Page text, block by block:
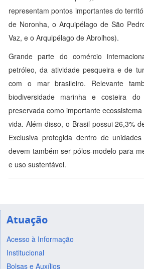
representam pontos importantes do
de Noronha, o Arquipélago de São
Vaz, e o Arquipélago de Abrolhos).
Grande parte do comércio
petróleo, da atividade pesqueira e de
com o mar brasileiro. Relevante
biodiversidade marinha e costeira
preservada como importante
vida. Além disso, o Brasil possui 26,3%
Exclusiva protegida dentro de
devem também ser pólos-modelo para
e uso sustentável.
Atuação
Acesso à Informação
Institucional
Bolsas e Auxílios